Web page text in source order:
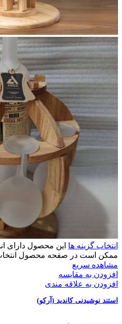
انتخاب گزینه ها این محصول دارای
ممکن است در صفحه محصول
مشاهده سریع
افزودن به مقایسه
افزودن به علاقه مندی
استند نوشیدنی کاندید (آرکو)